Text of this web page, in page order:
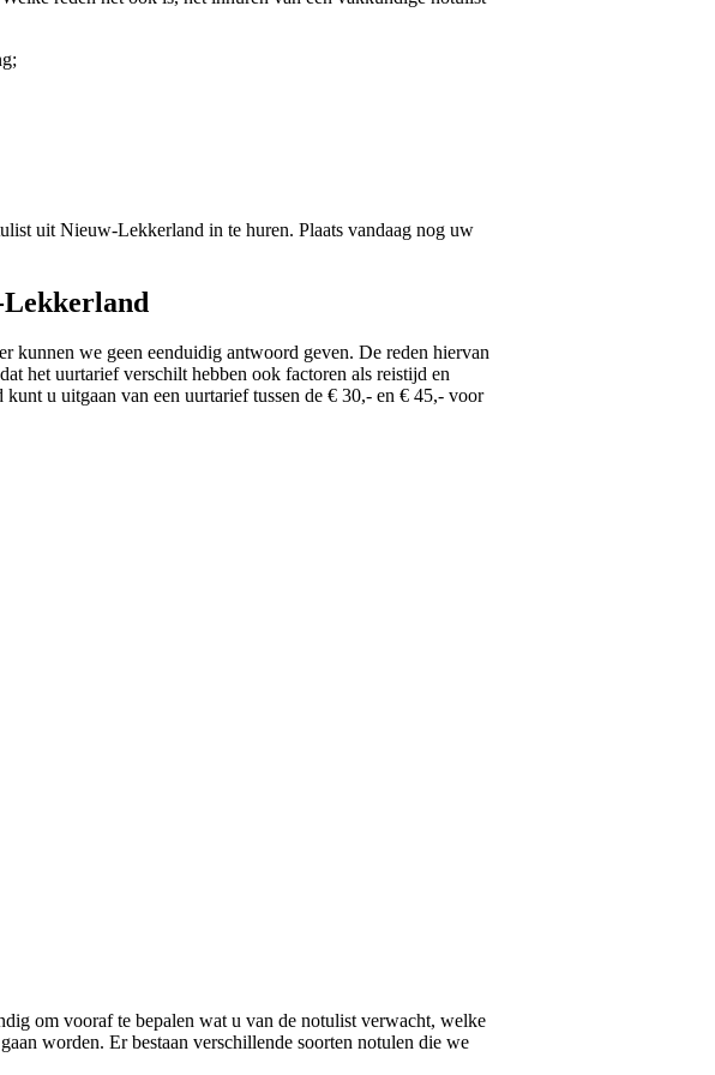
uit Nieuw-Lekkerland in te huren. Plaats vandaag nog uw
Lekkerland
kunnen we geen eenduidig antwoord geven. De reden hiervan
het uurtarief verschilt hebben ook factoren als reistijd en
u uitgaan van een uurtarief tussen de € 30,- en € 45,- voor
om vooraf te bepalen wat u van de notulist verwacht, welke
worden. Er bestaan verschillende soorten notulen die we